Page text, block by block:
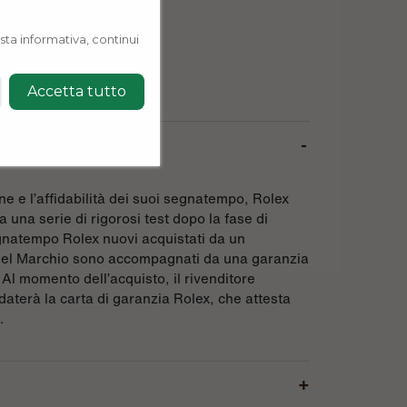
e l’affidabilità dei suoi segnatempo, Rolex
una serie di rigorosi test dopo la fase di
Rolex nuovi acquistati da un
Marchio sono accompagnati da una garanzia
momento dell’acquisto, il rivenditore
la carta di garanzia Rolex, che attesta
informativa, continui
Accetta tutto